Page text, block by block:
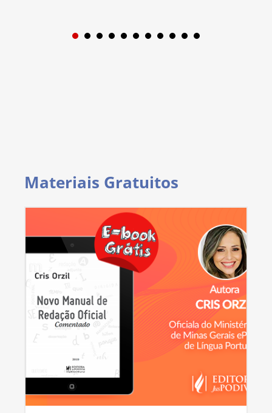
1 2 3
Materiais Gratuitos